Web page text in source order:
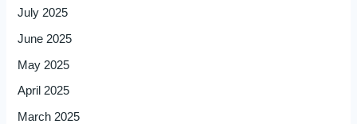
July 2025
June 2025
May 2025
April 2025
March 2025